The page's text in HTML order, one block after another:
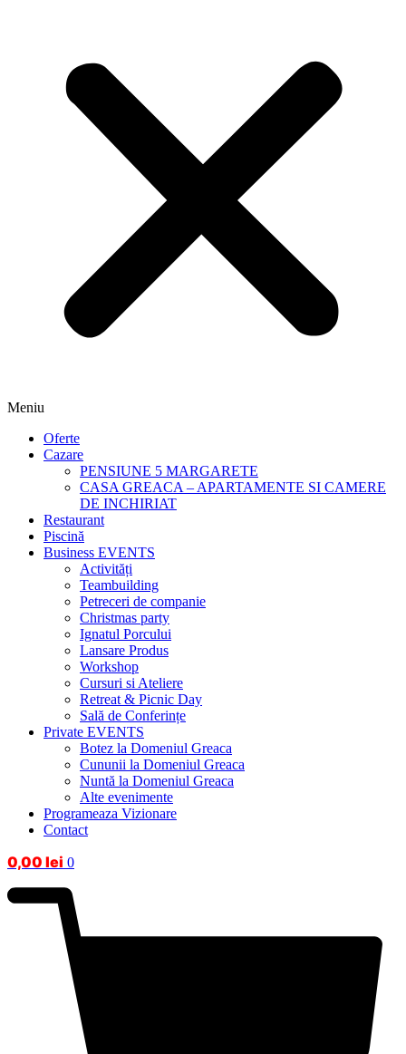
Meniu
Oferte
Cazare
PENSIUNE 5 MARGARETE
CASA GREACA – APARTAMENTE SI CAMERE
DE INCHIRIAT
Restaurant
Piscină
Business EVENTS
Activități
Teambuilding
Petreceri de companie
Christmas party
Ignatul Porcului
Lansare Produs
Workshop
Cursuri si Ateliere
Retreat & Picnic Day
Sală de Conferințe
Private EVENTS
Botez la Domeniul Greaca
Cununii la Domeniul Greaca
Nuntă la Domeniul Greaca
Alte evenimente
Programeaza Vizionare
Contact
0,00 lei 0